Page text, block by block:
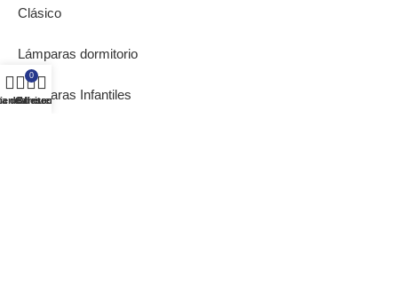
Clásico
Lámparas dormitorio
Lámparas Infantiles
de deseos
0
Carrito
Mi cuenta